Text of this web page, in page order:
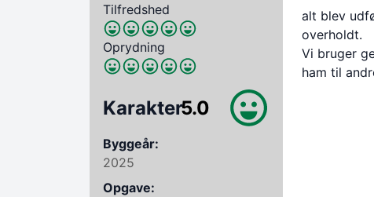
Tilfredshed
Oprydning
Karakter5.0
Byggeår:
2025
Opgave:
alt blev
overholdt.
Vi bruger
ham til